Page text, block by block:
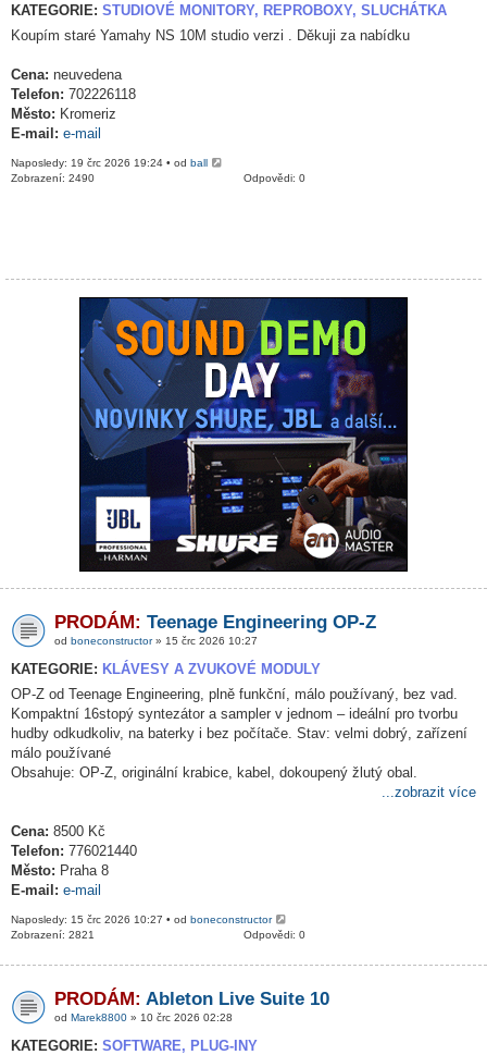
KATEGORIE: STUDIOVÉ MONITORY, REPROBOXY, SLUCHÁTKA
Koupím staré Yamahy NS 10M studio verzi . Děkuji za nabídku
Cena: neuvedena
Telefon: 702226118
Město: Kromeriz
E-mail: e-mail
Naposledy: 19 črc 2026 19:24 • od ball
Odpovědi: 0
Zobrazení: 2490
PRODÁM: Teenage Engineering OP-Z
od boneconstructor» 15 črc 2026 10:27
KATEGORIE: KLÁVESY A ZVUKOVÉ MODULY
OP-Z od Teenage Engineering, plně funkční, málo používaný, bez vad.
Kompaktní 16stopý syntezátor a sampler v jednom – ideální pro tvorbu
hudby odkudkoliv, na baterky i bez počítače. Stav: velmi dobrý, zařízení
málo používané
Obsahuje: OP-Z, originální krabice, kabel, dokoupený žlutý obal.
...zobrazit více
Cena: 8500 Kč
Telefon: 776021440
Město: Praha 8
E-mail: e-mail
Naposledy: 15 črc 2026 10:27 • od boneconstructor
Odpovědi: 0
Zobrazení: 2821
PRODÁM: Ableton Live Suite 10
od Marek8800 » 10 črc 2026 02:28
KATEGORIE: SOFTWARE, PLUG-INY